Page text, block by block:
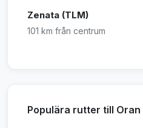
Zenata (TLM)
101 km från centrum
Populära rutter till Oran